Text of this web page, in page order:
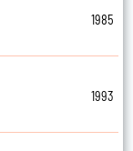
1985
1993